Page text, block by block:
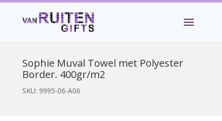
Sophie Muval Towel met Polyester
Border. 400gr/m2
SKU: 9995-06-A06